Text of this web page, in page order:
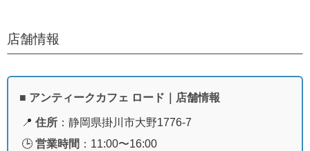
店舗情報
■ アンティークカフェ ロード｜店舗情報
📍住所 ：静岡県掛川市大野1776-7
🕒営業時間 ：11:00〜16:00